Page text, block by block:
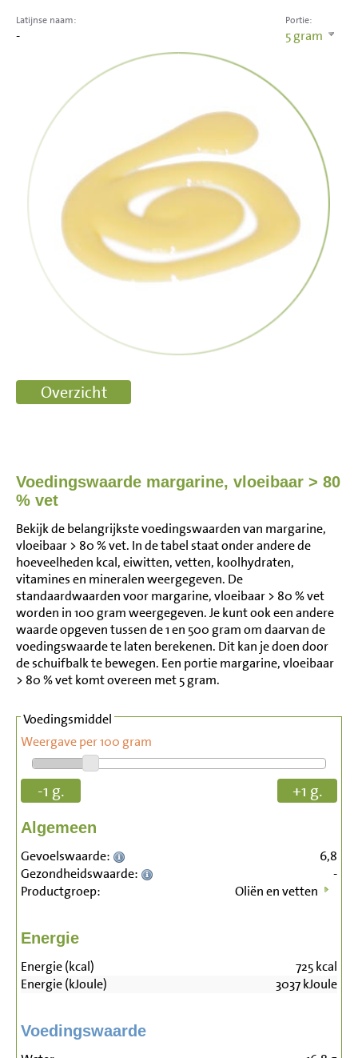
Portie:
5gram
Latijnse naam:
-
Voedingswaarde margarine, vloeibaar > 80
% vet
Bekijk de belangrijkste voedingswaarden van margarine,
vloeibaar > 80 % vet. In de tabel staat onder andere de
hoeveelheden kcal, eiwitten, vetten, koolhydraten,
vitamines en mineralen weergegeven. De
standaardwaarden voor margarine, vloeibaar > 80 % vet
worden in 100 gram weergegeven. Je kunt ook een andere
waarde opgeven tussen de 1 en 500 gram om daarvan de
voedingswaarde te laten berekenen. Dit kan je doen door
de schuifbalk te bewegen. Een portie margarine, vloeibaar
> 80 % vet komt overeen met 5 gram.
Voedingsmiddel
Weergave per 100 gram
-1 g. +1 g.
Algemeen
Gevoelswaarde:
6,8
Gezondheidswaarde:
-
Productgroep:
Oliën en vetten
Energie
Energie (kcal) 725kcal
Energie (kJoule)
3037kJoule
Voedingswaarde